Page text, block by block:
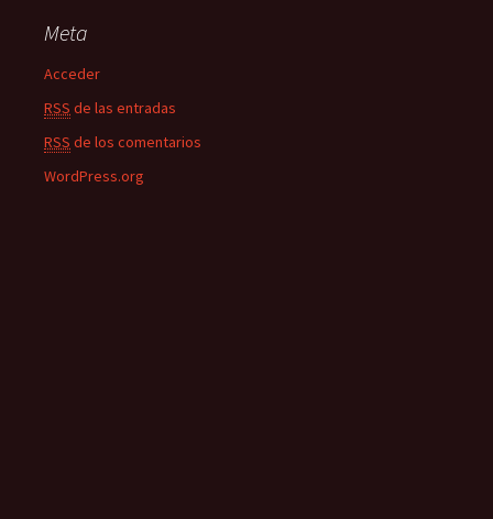
Meta
Acceder
RSS de las entradas
RSS de los comentarios
WordPress.org